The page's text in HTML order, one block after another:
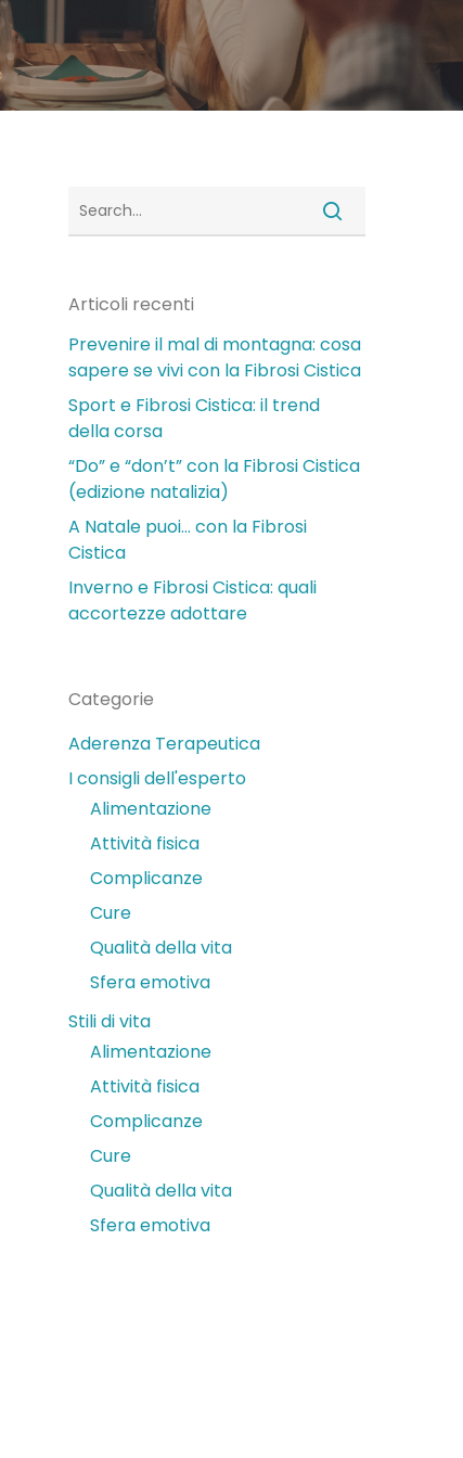
Articoli recenti
Prevenire il mal di montagna: cosa
sapere se vivi con la Fibrosi Cistica
Sport e Fibrosi Cistica: il trend
della corsa
“Do” e “don’t” con la Fibrosi Cistica
(edizione natalizia)
A Natale puoi… con la Fibrosi
Cistica
Inverno e Fibrosi Cistica: quali
accortezze adottare
Categorie
Aderenza Terapeutica
I consigli dell'esperto
Alimentazione
Attività fisica
Complicanze
Cure
Qualità della vita
Sfera emotiva
Stili di vita
Alimentazione
Attività fisica
Complicanze
Cure
Qualità della vita
Sfera emotiva